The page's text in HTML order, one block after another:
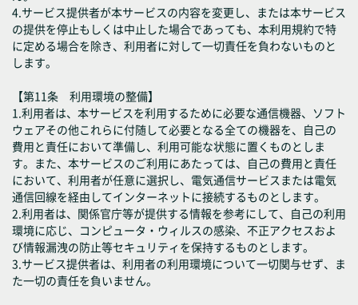
4.サービス提供者が本サービスの内容を変更し、または本サービス
の提供を停止もしくは中止した場合であっても、本利用規約で特
に定める場合を除き、利用者に対して一切責任を負わないものと
します。
【第11条 利用環境の整備】
1.利用者は、本サービスを利用するために必要な通信機器、ソフト
ウェアその他これらに付随して必要となる全ての機器を、自己の
費用と責任において準備し、利用可能な状態に置くものとしま
す。また、本サービスのご利用にあたっては、自己の費用と責任
において、利用者が任意に選択し、電気通信サービスまたは電気
通信回線を経由してインターネットに接続するものとします。
2.利用者は、関係官庁等が提供する情報を参考にして、自己の利用
環境に応じ、コンピュータ・ウィルスの感染、不正アクセスおよ
び情報漏洩の防止等セキュリティを保持するものとします。
3.サービス提供者は、利用者の利用環境について一切関与せず、ま
た一切の責任を負いません。